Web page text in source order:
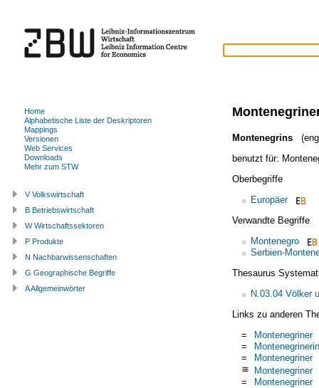
Montenegrins
benutzt für:
Oberbegriffe
Europäer
Verwandte Begriffe
Montenegro
Serbien-
Thesaurus
N.03.04 Völker
Links zu anderen
=
Montenegriner
=
Montenegrinerin
=
Montenegriner
≅ Montenegriner
=
Montenegriner
Home
Alphabetische Liste der Deskriptoren
Mappings
Versionen
Web Services
Downloads
Mehr zum STW
V Volkswirtschaft
B Betriebswirtschaft
W Wirtschaftssektoren
P Produkte
N Nachbarwissenschaften
G Geographische Begriffe
A Allgemeinwörter